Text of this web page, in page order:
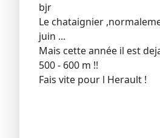
bjr
Le chataignier
juin ...
Mais cette année il est
500 - 600 m !!
Fais vite pour l Herault !